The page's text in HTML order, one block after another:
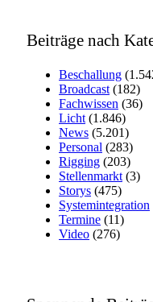
Beiträge nach
Beschallung
Broadcast (182)
Fachwissen (36)
Licht (1.846)
News (5.201)
Personal (283)
Rigging (203)
Stellenmarkt (3)
Storys (475)
Systemintegration
Termine (11)
Video (276)